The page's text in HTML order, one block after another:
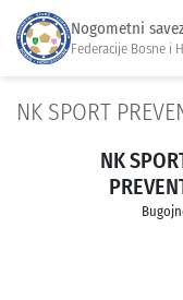
Nogometni
Federacije Bosne i
NK SPORT
NK